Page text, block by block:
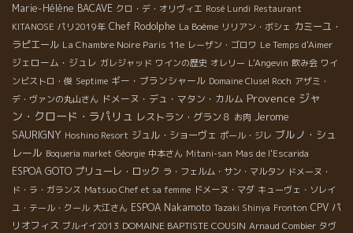
Marie-Hélène BACAVE クロ・デ・オリヴィエ Rosé Lundi Restaurant
KITANOSE パリ2019年 Chef Rodolphe La Boème リリアン・ボシェ カミーユ・
ラピエール La Chambre Noire Paris 11e レーザン・ゴロワ Le Temps d'Aimer
ジェローム・ジュレ ガレジャッド ワインの歴史 オレリー L'Angevin 飲み会 ワイ
ンビストロ・俊 Septime ギー・ブランシャール Domaine Clusel Roch アザミ・
デ・ヴァンの丸山さん ドメーヌ・デュ・マタン・カルム Provence ジャ
ン・クロード・ラパリュ レストラン・グラン８ お肉 Jerome
SAURIGNY Hoshino Resort ジュル・ショーヴェ ポール・ジレ ブルノ・シュ
レール Boqueria market Géorgie 中本さん Mitani-san Mas de l'Escarida
ESPOA GOTO プリューレ・ロック ラ・フェルム・サン・マルタン ドメーヌ・
ド・ラ・ガランス Matsuo Chef et sa femme ドメーヌ・マダ キューヴェ・ソレイ
ユ・テール・クール 大江さん ESPOA Nakamoto Tazaki Shinya Fronton CPV パ
リオフィス ブルイイ2013 DOMAINE BAPTISTE COUSIN Arnaud Combier タヴ